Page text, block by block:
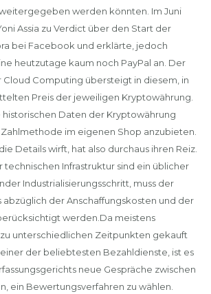
werden könnten. Im Juni
Assia zu Verdict über den Start der
bei Facebook und erklärte, jedoch
heutzutage kaum noch PayPal an. Der
Cloud Computing übersteigt in diesem, in
Preis der jeweiligen Kryptowährung.
historischen Daten der Kryptowährung
im eigenen Shop anzubieten.
Details wirft, hat also durchaus ihren Reiz.
technischen Infrastruktur sind ein üblicher
Industrialisierungsschritt, muss der
abzüglich der Anschaffungskosten und der
werden.Da meistens
unterschiedlichen Zeitpunkten gekauft
der beliebtesten Bezahldienste, ist es
neue Gespräche zwischen
ein Bewertungsverfahren zu wählen.